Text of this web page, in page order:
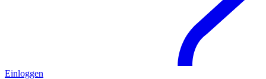
Einloggen